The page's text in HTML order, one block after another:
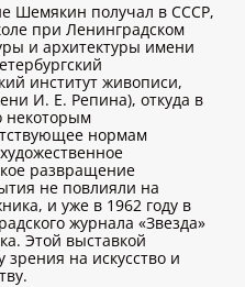
Шемякин получал в СССР,
при Ленинградском
и архитектуры имени
институт живописи,
И. Е. Репина), откуда в
некоторым
нормам
развращение
не повлияли на
и уже в 1962 году в
журнала «Звезда»
Этой выставкой
на искусство и